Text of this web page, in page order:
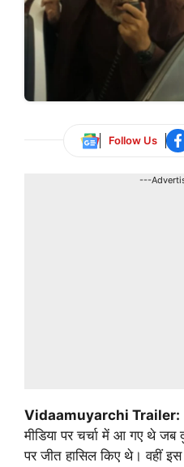
Follow Us
---
Vidaamuyarchi Trailer:
मीडिया पर चर्चा में आ गए थे जब
पर जीत हासिल किए थे। वहीं